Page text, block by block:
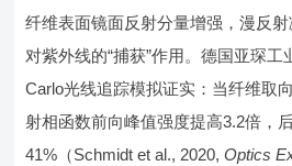
纤维表面镜面反射分量增强，漫反
对紫外线的“捕获”作用。德国亚琛
Carlo光线追踪模拟证实：当纤维取
射相函数前向峰值强度提高3.2倍，
41%（Schmidt et al., 2020,Optics